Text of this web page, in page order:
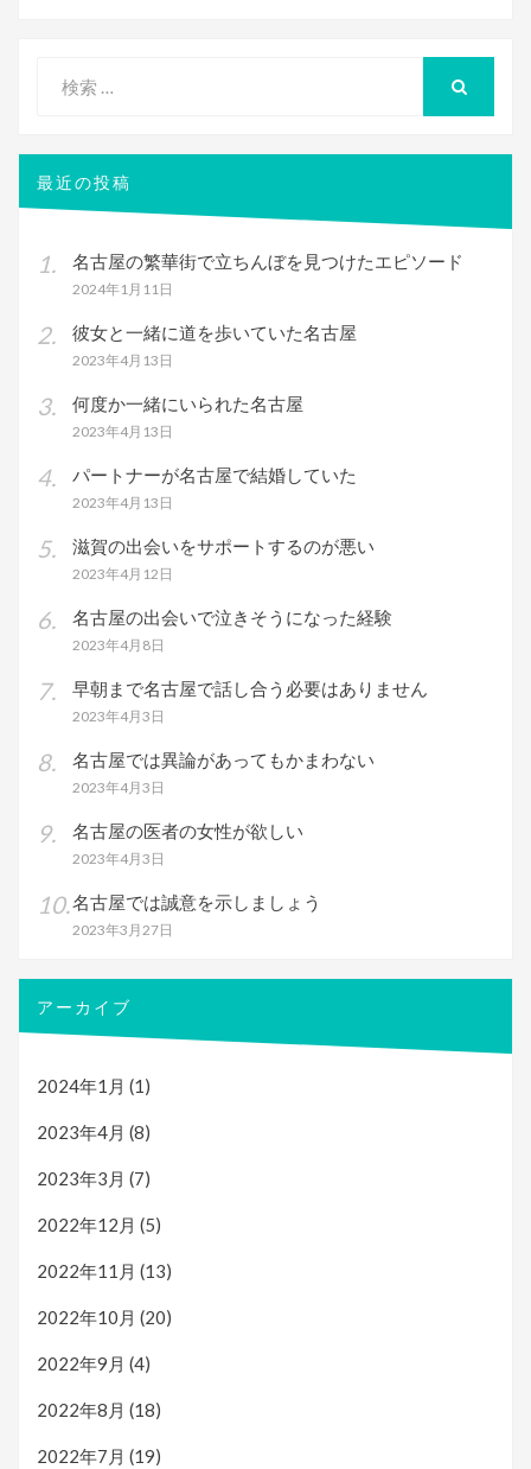
象:
最近の投稿
名古屋の繁華街で立ちんぼを見つけたエピソード
2024年1月11日
彼女と一緒に道を歩いていた名古屋
2023年4月13日
何度か一緒にいられた名古屋
2023年4月13日
パートナーが名古屋で結婚していた
2023年4月13日
滋賀の出会いをサポートするのが悪い
2023年4月12日
名古屋の出会いで泣きそうになった経験
2023年4月8日
早朝まで名古屋で話し合う必要はありません
2023年4月3日
名古屋では異論があってもかまわない
2023年4月3日
名古屋の医者の女性が欲しい
2023年4月3日
名古屋では誠意を示しましょう
2023年3月27日
アーカイブ
2024年1月 (1)
2023年4月 (8)
2023年3月 (7)
2022年12月 (5)
2022年11月 (13)
2022年10月 (20)
2022年9月 (4)
2022年8月 (18)
2022年7月 (19)